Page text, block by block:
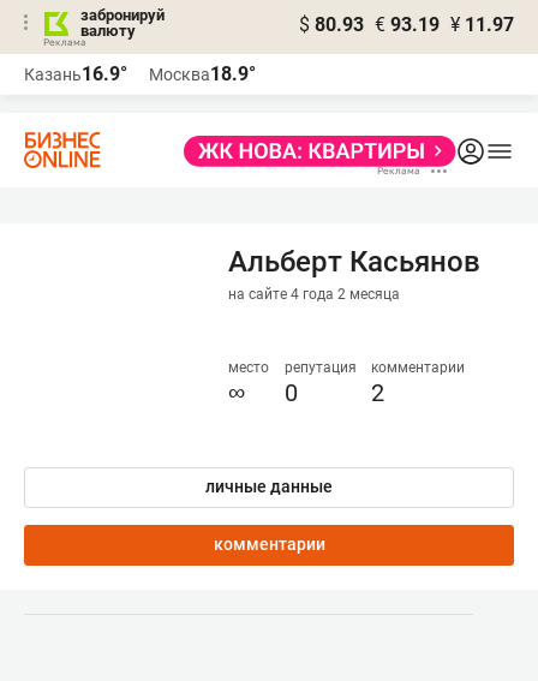
забронируй
валюту
$ 80.93 € 93.19 ¥ 11.97
Казань16.9° Москва18.9°
Альберт Касьянов
на сайте 4 года 2 месяца
место
∞
репутация
0
комментарии
2
личные данные
комментарии